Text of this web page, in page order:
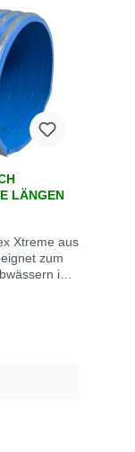
LÄNGEN
Xtreme aus
zum
im
und
Einsatz auf